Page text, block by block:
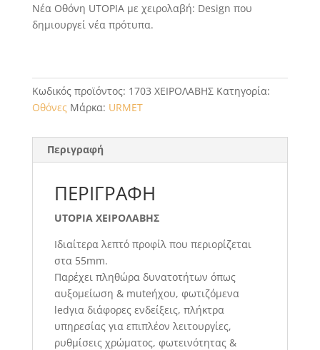
Νέα Οθόνη UTOPIA με χειρολαβή: Design που
δημιουργεί νέα πρότυπα.
Κωδικός προϊόντος: 1703 ΧΕΙΡΟΛΑΒΗΣ Κατηγορία:
Οθόνες Μάρκα: URMET
Περιγραφή
ΠΕΡΙΓΡΑΦΉ
UTOPIA ΧΕΙΡΟΛΑΒΗΣ
Ιδιαίτερα λεπτό προφίλ που περιορίζεται
στα 55mm.
Παρέχει πληθώρα δυνατοτήτων όπως
αυξομείωση & muteήχου, φωτιζόμενα
ledγια διάφορες ενδείξεις, πλήκτρα
υπηρεσίας για επιπλέον λειτουργίες,
ρυθμίσεις χρώματος, φωτεινότητας &